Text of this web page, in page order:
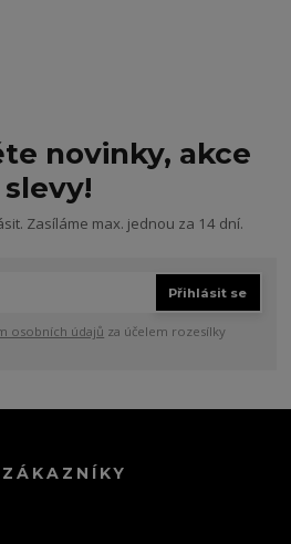
novinky, akce
slevy!
Zasíláme max. jednou za 14 dní.
Přihlásit se
osobních údajů za účelem rozesílky